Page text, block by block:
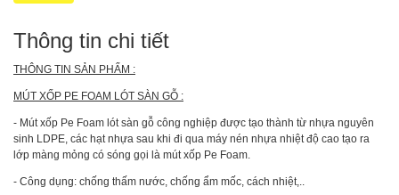
Thông tin chi tiết
THÔNG TIN SẢN PHẨM :
MÚT XỐP PE FOAM LÓT SÀN GỖ :
- Mút xốp Pe Foam lót sàn gỗ công nghiệp được tạo thành từ nhựa nguyên
sinh LDPE, các hạt nhựa sau khi đi qua máy nén nhựa nhiệt độ cao tạo ra
lớp màng mỏng có sóng gọi là mút xốp Pe Foam.
- Công dụng: chống thấm nước, chống ẩm mốc, cách nhiệt,..